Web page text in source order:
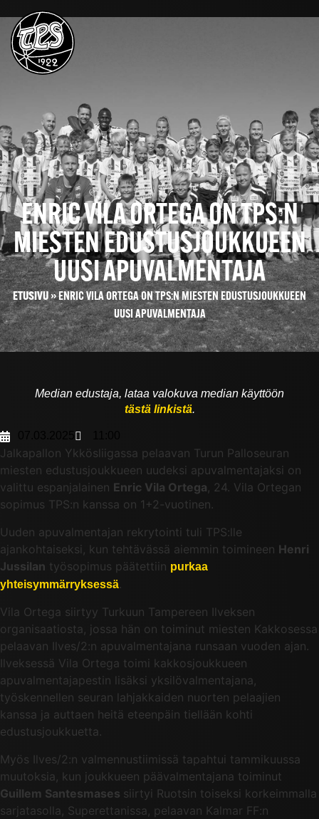
ENRIC VILA ORTEGA ON TPS:N
MIESTEN EDUSTUSJOUKKUEEN
UUSI APUVALMENTAJA
ETUSIVU»ENRIC VILA ORTEGA ON TPS:N MIESTEN EDUSTUSJOUKKUEEN
UUSI APUVALMENTAJA
Median edustaja, lataa valokuva median käyttöön
tästä linkistä.
Jalkapallon Ykkösliigassa pelaavan Turun Palloseuran
miesten edustusjoukkueen uudeksi apuvalmentajaksi on
valittu espanjalainen Enric Vila Ortega, 24. Vila Ortegan
sopimus TPS:n kanssa on 1+2-vuotinen.
Uuden apuvalmentajan rekrytointi tuli TPS:lle
ajankohtaiseksi, kun tehtävässä aiemmin toimineen Henri
Jussilan työsopimus päätettiin purkaa
yhteisymmärryksessä.
Vila Ortega siirtyy Turkuun Tampereen Ilveksen
organisaatiosta, jossa hän on toiminut miesten Kakkosessa
pelaavan Ilves/2:n apuvalmentajana runsaan vuoden ajan.
Ilveksessä Vila Ortega toimi kakkosjoukkueen
apuvalmentajapestin lisäksi yksilövalmentajana,
työskennellen seuran lahjakkaiden nuorten pelaajien
kanssa ja auttaen heitä eteenpäin tiellään kohti
edustusjoukkuetta.
Myös Ilves/2:n valmennustiimissä tapahtui tammikuussa
muutoksia, kun joukkueen päävalmentajana toiminut
Guillem Santesmases siirtyi Ruotsin toiseksi korkeimmalla
sarjatasolla, Superettanissa, pelaavan Kalmar FF:n